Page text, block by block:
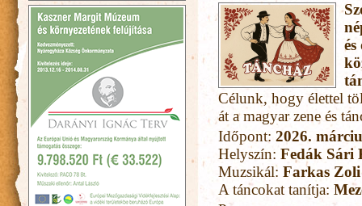
Célunk, hogy élettel
át a magyar zene és
Időpont: 2026.
Helyszín: Fedák Sári
Muzsikál: Farkas
A táncokat tanítja: